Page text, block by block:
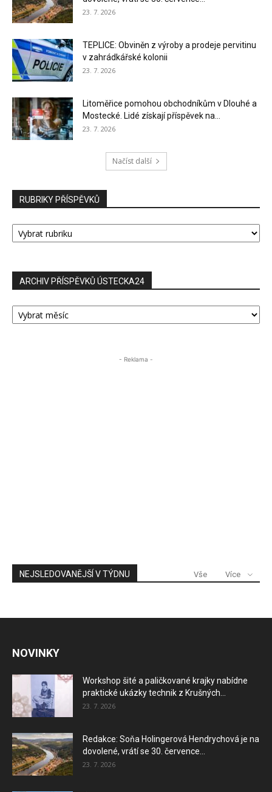
23. 7. 2026
TEPLICE: Obviněn z výroby a prodeje pervitinu
v zahrádkářské kolonii
23. 7. 2026
Litoměřice pomohou obchodníkům v Dlouhé a
Mostecké. Lidé získají příspěvek na...
23. 7. 2026
Načíst další
RUBRIKY PŘÍSPĚVKŮ
RUBRIKY
PŘÍSPĚVKŮ
ARCHIV PŘÍSPĚVKŮ ÚSTECKA24
ARCHIV
PŘÍSPĚVKŮ
- Reklama -
NEJSLEDOVANĚJŠÍ V TÝDNU Vše Více
NOVINKY
Workshop šité a paličkované krajky nabídne
praktické ukázky technik z Krušných...
23. 7. 2026
Redakce: Soňa Holingerová Hendrychová je na
dovolené, vrátí se 30. července...
23. 7. 2026